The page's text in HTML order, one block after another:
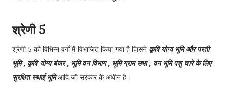
श्रेणी 5
श्रेणी 5 को विभिन्न वर्गों में विभाजित किया गया है जिसने कृषि योग्य भूमि और परती
भूमि , कृषि योग्य बंजर , भूमि वन विभाग , भूमि ग्राम सभा , वन भूमि पशु चारे के लिए
सुरक्षित स्थाई भूमिआदि जो सरकार के अधीन है।